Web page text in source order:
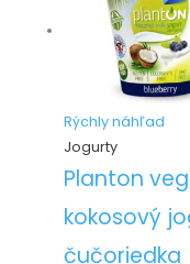
Rýchly náhľad
Jogurty
Planton
kokosový
čučoriedka